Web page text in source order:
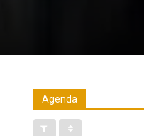
Agenda